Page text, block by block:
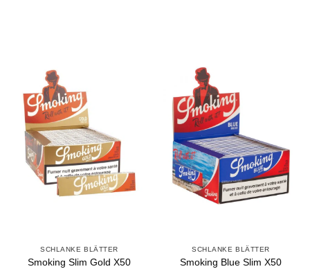
SCHLANKE BLÄTTER
Smoking Slim Gold X50
SCHLANKE BLÄTTER
Smoking Blue Slim X50